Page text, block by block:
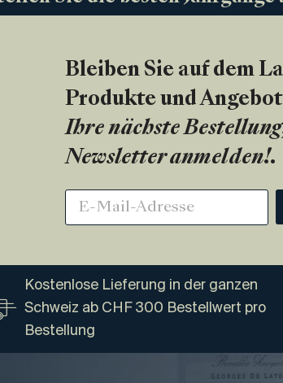
Bleiben Sie auf dem
Produkte und
Ihre nächste
Newsletter anmelden!.
Kostenlose Lieferung in der ganzen
Schweiz ab CHF 300 Bestellwert pro
Bestellung